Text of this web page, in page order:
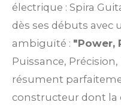
électrique : Spira
dès ses débuts avec
ambiguïté : "Power,
Puissance,
résument
constructeur dont la